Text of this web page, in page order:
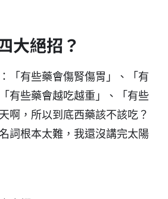
大絕招？
「有些藥會傷腎傷胃」、「有
有些藥會越吃越重」、「有些
啊，所以到底西藥該不該吃？
詞根本太難，我還沒講完太陽